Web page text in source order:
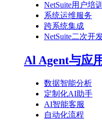
NetSuite用户培
系统运维服务
跨系统集成
NetSuite二次开
Al Agent与应
数据智能分析
定制化AI助手
AI智能客服
自动化流程